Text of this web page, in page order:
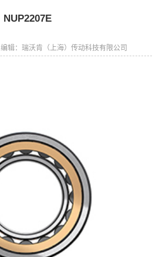
NUP2207E
编辑：瑞沃肯（上海）传动科技有限公司